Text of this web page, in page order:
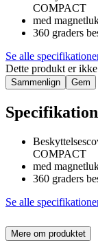
COMPACT
med
360 graders
Se alle
Dette produkt er
Sammenlign Gem
COMPACT
med
360 graders
Se alle
Mere om produktet